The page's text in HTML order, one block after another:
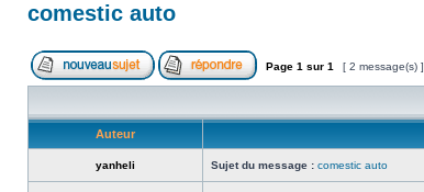
comestic auto
Page 1 sur 1 [ 2 message(s) ]
Auteur
yanheli Sujet du message : comestic auto